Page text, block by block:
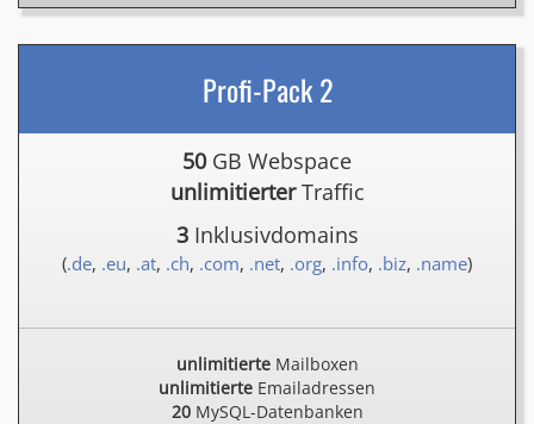
Profi-Pack 2
50 GB Webspace
unlimitierterTraffic
3Inklusivdomains
(.de, .eu, .at, .ch, .com, .net, .org, .info, .biz, .name)
unlimitierteMailboxen
unlimitierte Emailadressen
20MySQL-Datenbanken